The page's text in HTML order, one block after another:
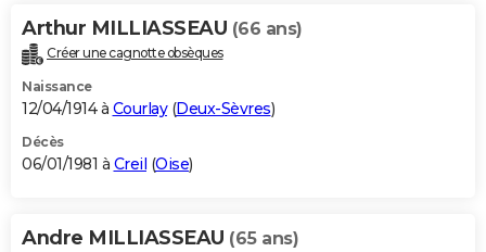
Arthur MILLIASSEAU (66 ans)
Créer une cagnotte obsèques
Naissance
12/04/1914 à Courlay(Deux-Sèvres)
Décès
06/01/1981 à Creil (Oise)
Andre MILLIASSEAU (65 ans)